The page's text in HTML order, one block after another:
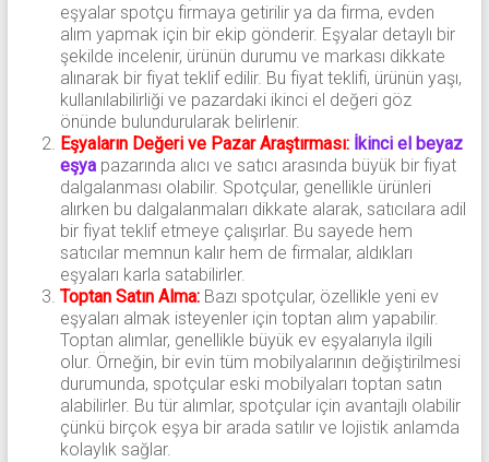
eşyalar spotçu firmaya getirilir ya da firma, evden
alım yapmak için bir ekip gönderir. Eşyalar detaylı bir
şekilde incelenir, ürünün durumu ve markası dikkate
alınarak bir fiyat teklif edilir. Bu fiyat teklifi, ürünün yaşı,
kullanılabilirliği ve pazardaki ikinci el değeri göz
önünde bulundurularak belirlenir.
Eşyaların Değeri ve Pazar Araştırması: İkinci el beyaz
eşyapazarında alıcı ve satıcı arasında büyük bir fiyat
dalgalanması olabilir. Spotçular, genellikle ürünleri
alırken bu dalgalanmaları dikkate alarak, satıcılara adil
bir fiyat teklif etmeye çalışırlar. Bu sayede hem
satıcılar memnun kalır hem de firmalar, aldıkları
eşyaları karla satabilirler.
Toptan Satın Alma:Bazı spotçular, özellikle yeni ev
eşyaları almak isteyenler için toptan alım yapabilir.
Toptan alımlar, genellikle büyük ev eşyalarıyla ilgili
olur. Örneğin, bir evin tüm mobilyalarının değiştirilmesi
durumunda, spotçular eski mobilyaları toptan satın
alabilirler. Bu tür alımlar, spotçular için avantajlı olabilir
çünkü birçok eşya bir arada satılır ve lojistik anlamda
kolaylık sağlar.